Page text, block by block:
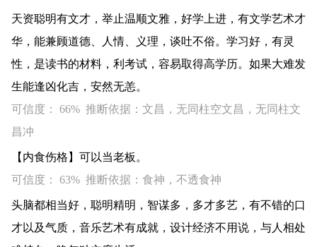
天资聪明有文才，举止温顺文雅，好学上进，有文学艺术才
华，能兼顾道德、人情、义理，谈吐不俗。学习好，有灵
性，是读书的材料，利考试，容易取得高学历。如果大难发
生能逢凶化吉，安然无恙。
可信度： 66% 推断依据：文昌，无同柱空文昌，无同柱文
昌冲
【内食伤格】可以当老板。
可信度： 63% 推断依据：食神，不透食神
头脑都相当好，聪明精明，智谋多，多才多艺，有不错的口
才以及气质，音乐艺术有成就，设计经济不用说，与人相处